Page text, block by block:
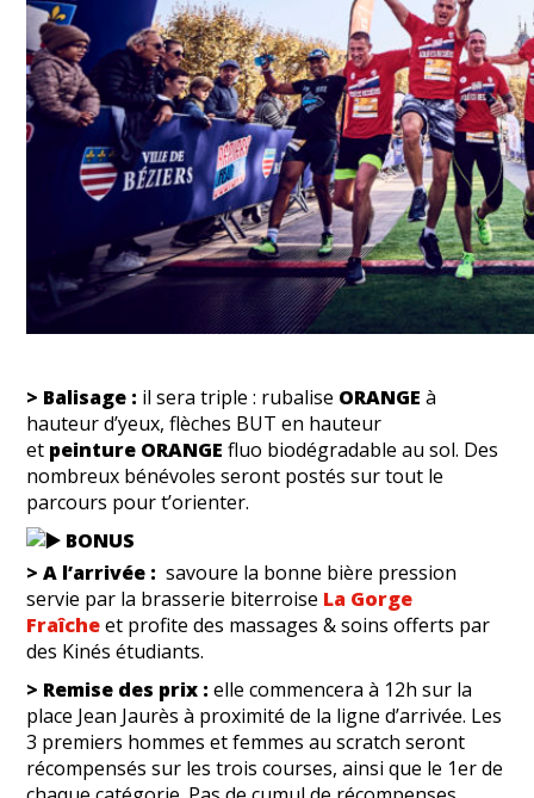
> Balisage : il sera triple : rubalise ORANGE à
hauteur d’yeux, flèches BUT en hauteur
et peinture ORANGE fluo biodégradable au sol. Des
nombreux bénévoles seront postés sur tout le
parcours pour t’orienter.
BONUS
> A l’arrivée : savoure la bonne bière pression
servie par la brasserie biterroise La Gorge
Fraîcheet profite des massages & soins offerts par
des Kinés étudiants.
> Remise des prix :elle commencera à 12h sur la
place Jean Jaurès à proximité de la ligne d’arrivée. Les
3 premiers hommes et femmes au scratch seront
récompensés sur les trois courses, ainsi que le 1er de